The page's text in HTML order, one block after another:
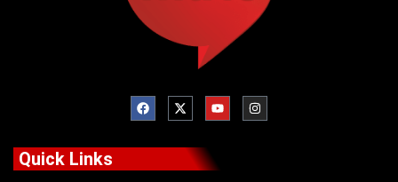
a
c
-
t
o
u
e
n
s
Quick Links